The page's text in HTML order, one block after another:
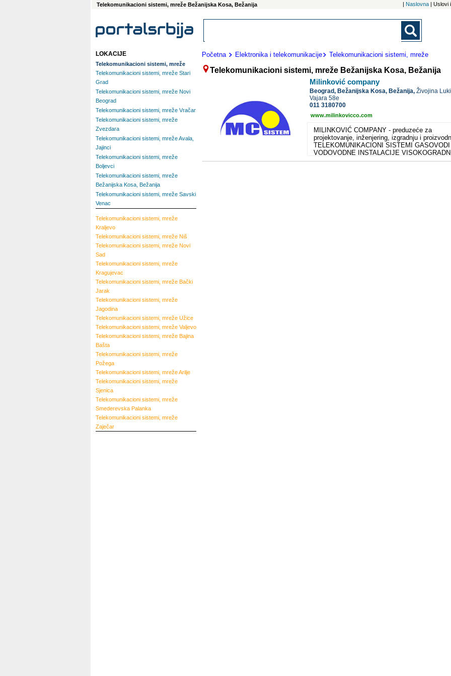
Telekomunikacioni sistemi, mreže Bežanijska Kosa, Bežanija | Naslovna | Uslovi
Početna Elektronika i telekomunikacije Telekomunikacioni sistemi, mreže
Telekomunikacioni sistemi, mreže Bežanijska Kosa, Bežanija
Milinković company
Beograd, Bežanijska Kosa, Bežanija,Živojina
Vajara 58e
011 3180700
www.milinkovicco.com
MILINKOVIĆ COMPANY - preduzeće za
projektovanje, inženjering, izgradnju i
TELEKOMUNIKACIONI SISTEMI GASOVODI
VODOVODNE INSTALACIJE
Izgradnja , montaža i održavanje
LOKACIJE
Telekomunikacioni sistemi, mreže
Telekomunikacioni sistemi, mreže Stari
Grad
Telekomunikacioni sistemi, mreže Novi
Beograd
Telekomunikacioni sistemi, mreže Vračar
Telekomunikacioni sistemi, mreže
Zvezdara
Telekomunikacioni sistemi, mreže Avala,
Jajinci
Telekomunikacioni sistemi, mreže
Boljevci
Telekomunikacioni sistemi, mreže
Bežanijska Kosa, Bežanija
Telekomunikacioni sistemi, mreže Savski
Venac
Telekomunikacioni sistemi, mreže
Kraljevo
Telekomunikacioni sistemi, mreže Niš
Telekomunikacioni sistemi, mreže Novi
Sad
Telekomunikacioni sistemi, mreže
Kragujevac
Telekomunikacioni sistemi, mreže Bački
Jarak
Telekomunikacioni sistemi, mreže
Jagodina
Telekomunikacioni sistemi, mreže Užice
Telekomunikacioni sistemi, mreže Valjevo
Telekomunikacioni sistemi, mreže Bajina
Bašta
Telekomunikacioni sistemi, mreže
Požega
Telekomunikacioni sistemi, mrežeArilje
Telekomunikacioni sistemi, mreže
Sjenica
Telekomunikacioni sistemi, mreže
Smederevska Palanka
Telekomunikacioni sistemi, mreže
Zaječar